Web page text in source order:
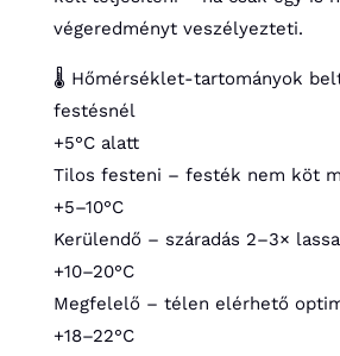
végeredményt veszélyezteti.
🌡️ Hőmérséklet-tartományok
festésnél
+5°C alatt
Tilos festeni – festék nem köt
+5–10°C
Kerülendő – száradás 2–3×
+10–20°C
Megfelelő – télen elérhető
+18–22°C